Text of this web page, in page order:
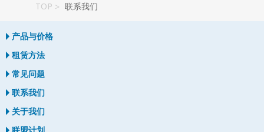
TOP 联系我们
产品与价格
租赁方法
常见问题
联系我们
关于我们